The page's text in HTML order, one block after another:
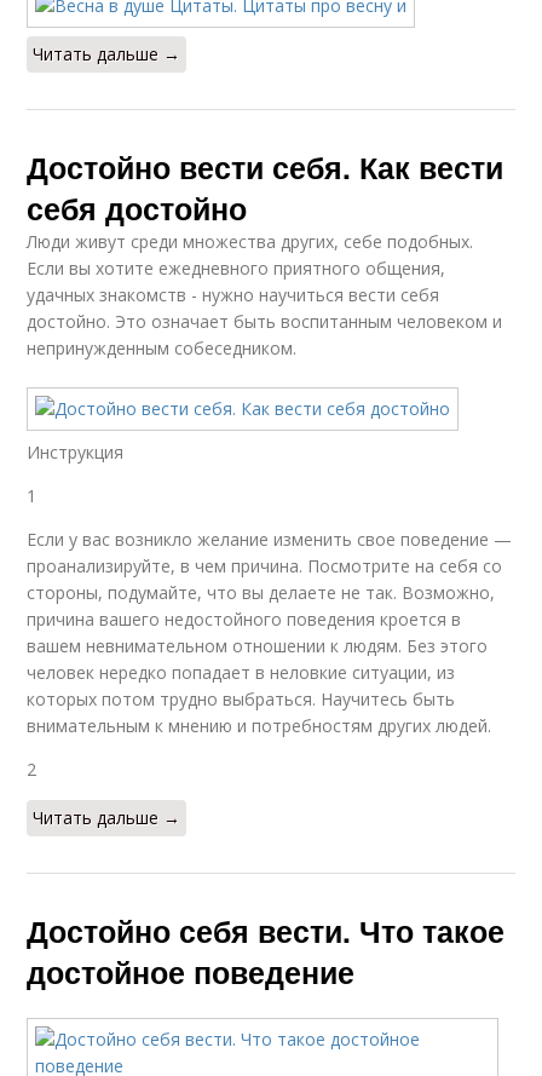
Читать дальше →
Достойно вести себя. Как вести
себя достойно
Люди живут среди множества других, себе подобных.
Если вы хотите ежедневного приятного общения,
удачных знакомств - нужно научиться вести себя
достойно. Это означает быть воспитанным человеком и
непринужденным собеседником.
Инструкция
1
Если у вас возникло желание изменить свое поведение —
проанализируйте, в чем причина. Посмотрите на себя со
стороны, подумайте, что вы делаете не так. Возможно,
причина вашего недостойного поведения кроется в
вашем невнимательном отношении к людям. Без этого
человек нередко попадает в неловкие ситуации, из
которых потом трудно выбраться. Научитесь быть
внимательным к мнению и потребностям других людей.
2
Читать дальше →
Достойно себя вести. Что такое
достойное поведение